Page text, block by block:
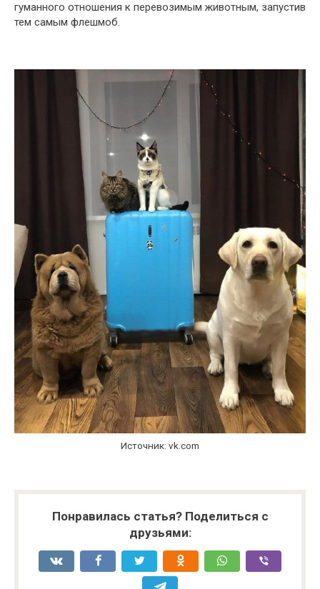
гуманного отношения к перевозимым животным, запустив
тем самым флешмоб.
Источник: vk.com
Понравилась статья? Поделиться с
друзьями: